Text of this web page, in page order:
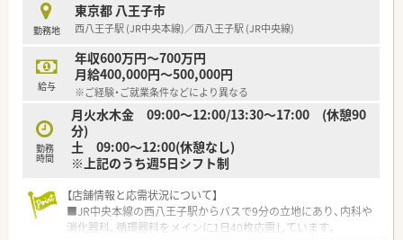
【勤務実態について】
■開局時間は夕方18時までとなっており、残業もほとんど発生
しないため、夜のプライベートな時間を大切に過ごせます。
■週休2.5日以上の休日が確保されているほか、夏季休暇5日や年
末年始休暇6日など、年間を通してリフレッシュ可能です。
■土曜日の勤務は午前中のみとなっており、週末の午後から時間
を有効活用できるため、家族や友人との予定も立てやすいです。
【法人特徴について】
■東京都八王子市内に特化して3店舗を展開しているため、無理
す。
■駅前やクリニックビルなど多種多様な店舗形態を運営してお
り、地域に根差した薬局経営を長年続けている安定企業です。
勤務地
東京都 八王子市
西八王子駅 (JR中央本線)／西八王子駅 (JR中央線)
給与
年収600万円～700万円
月給400,000円～500,000円
※ご経験・ご就業条件などにより異なる
勤務
時間
月火水木金 09:00～12:00/13:30～17:00 (休憩90
分)
土 09:00～12:00(休憩なし)
※上記のうち週5日シフト制
【店舗情報と応需状況について】
■JR中央本線の西八王子駅からバスで9分の立地にあり、内科や
消化器科、循環器科をメインに1日40枚応需しています。